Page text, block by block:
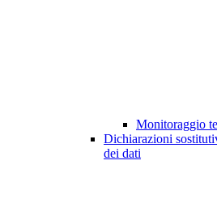
Monitoraggio
Dichiarazioni
dei dati